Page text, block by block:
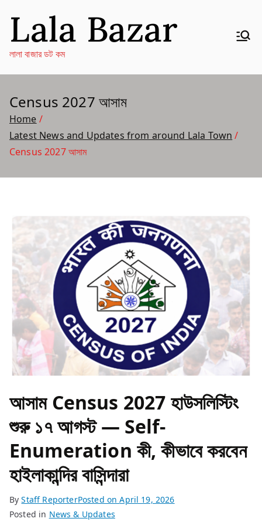
content
Lala Bazar
লালা বাজার ডট কম
Census 2027 আসাম
Home
Latest News and Updates from around Lala Town
Census 2027 আসাম
আসাম Census 2027 হাউসলিস্টিং
শুরু ১৭ আগস্ট — Self-
Enumeration কী, কীভাবে করবেন
হাইলাকান্দির বাসিন্দারা
ByStaff ReporterPosted onApril 19, 2026
Posted in News & Updates